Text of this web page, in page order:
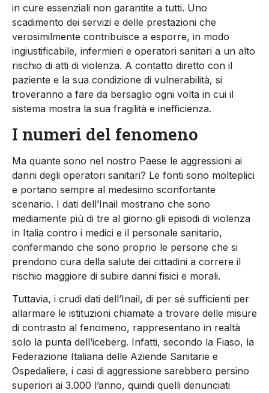
in cure essenziali non garantite a tutti. Uno
scadimento dei servizi e delle prestazioni che
verosimilmente contribuisce a esporre, in modo
ingiustificabile, infermieri e operatori sanitari a un alto
rischio di atti di violenza. A contatto diretto con il
paziente e la sua condizione di vulnerabilità, si
troveranno a fare da bersaglio ogni volta in cui il
sistema mostra la sua fragilità e inefficienza.
I numeri del fenomeno
Ma quante sono nel nostro Paese le aggressioni ai
danni degli operatori sanitari? Le fonti sono molteplici
e portano sempre al medesimo sconfortante
scenario. I dati dell’Inail mostrano che sono
mediamente più di tre al giorno gli episodi di violenza
in Italia contro i medici e il personale sanitario,
confermando che sono proprio le persone che si
prendono cura della salute dei cittadini a correre il
rischio maggiore di subire danni fisici e morali.
Tuttavia, i crudi dati dell’Inail, di per sé sufficienti per
allarmare le istituzioni chiamate a trovare delle misure
di contrasto al fenomeno, rappresentano in realtà
solo la punta dell’iceberg. Infatti, secondo la Fiaso, la
Federazione Italiana delle Aziende Sanitarie e
Ospedaliere, i casi di aggressione sarebbero persino
superiori ai 3.000 l’anno, quindi quelli denunciati